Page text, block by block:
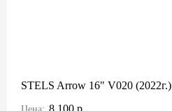
STELS Arrow 16" V020 (2022г.)
8 100 р.